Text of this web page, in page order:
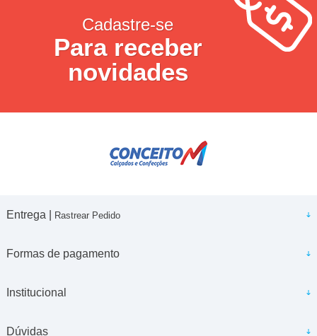
Cadastre-se
Para receber
novidades
Entrega | Rastrear Pedido
Formas de pagamento
Institucional
Dúvidas